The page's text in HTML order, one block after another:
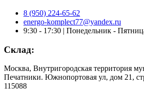
8 (950) 224-65-62
energo-komplect77@yandex.ru
9:30 - 17:30 | Понедельник -
Склад:
Москва, Внутригородская территория
Печатники. Южнопортовая ул, дом 21,
115088